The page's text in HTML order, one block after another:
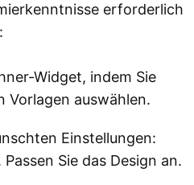
erforderlich
Widget, indem Sie
Vorlagen auswählen.
Einstellungen:
Sie das Design an.